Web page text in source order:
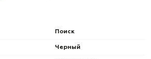
Поиск
Черный